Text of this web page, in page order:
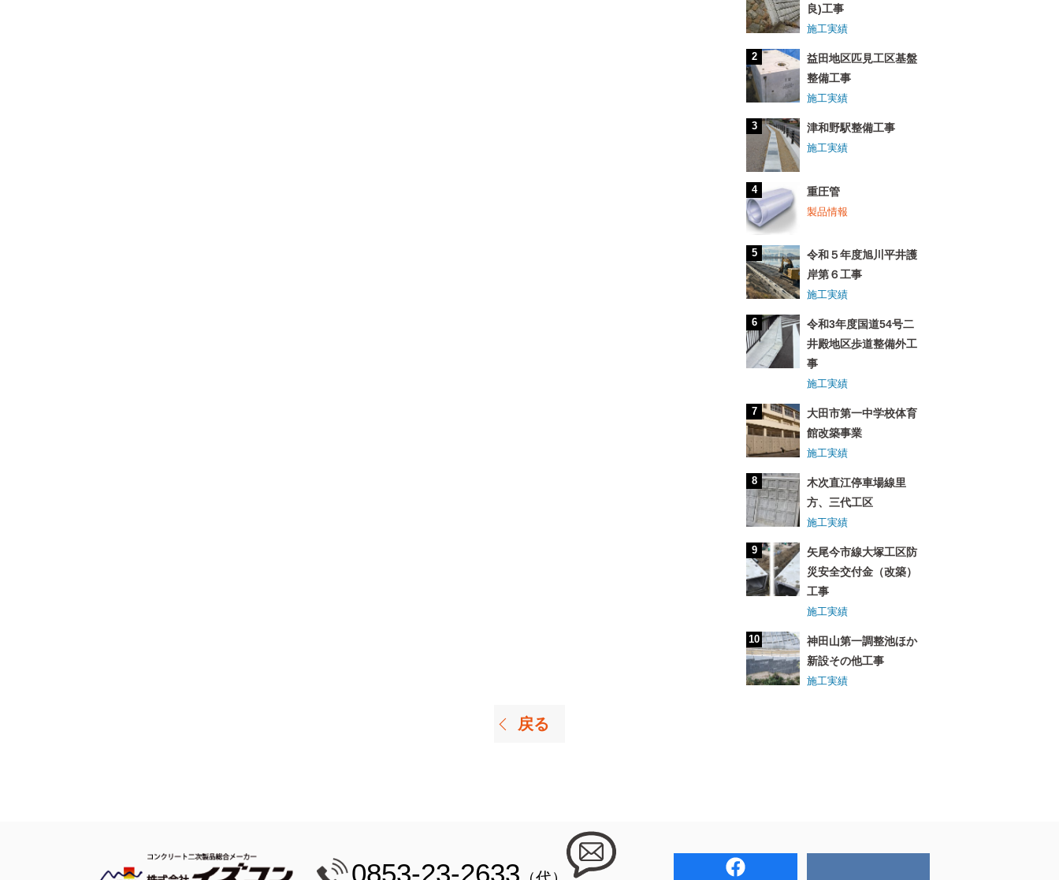
良)工事
施工実績
益田地区匹見工区基盤
整備工事
施工実績
津和野駅整備工事
施工実績
重圧管
製品情報
令和５年度旭川平井護
岸第６工事
施工実績
令和3年度国道54号二
井殿地区歩道整備外工
事
施工実績
大田市第一中学校体育
館改築事業
施工実績
木次直江停車場線里
方、三代工区
施工実績
矢尾今市線大塚工区防
災安全交付金（改築）
工事
施工実績
神田山第一調整池ほか
新設その他工事
施工実績
戻る
0853-23-2633